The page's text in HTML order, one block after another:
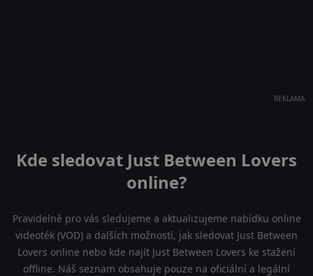
REKLAMA
Kde sledovat Just Between Lovers
online?
Pravidelně pro vás sledujeme a aktualizujeme nabídku online
videoték (VOD) a dalších možností, jak sledovat Just Between
Lovers online nebo kde najít Just Between Lovers ke stažení
offline. Náš seznam obsahuje pouze na oficiální a legální